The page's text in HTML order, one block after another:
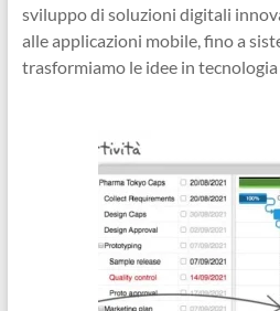
sviluppo di soluzioni digitali
alle applicazioni mobile, fino a
trasformiamo le idee in